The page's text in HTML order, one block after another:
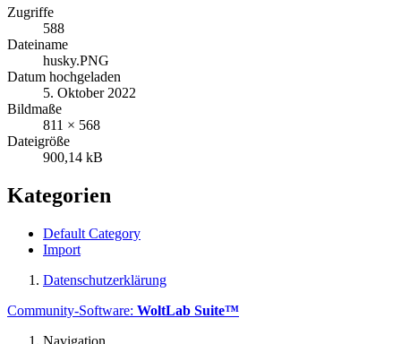
Zugriffe
588
Dateiname
husky.PNG
Datum hochgeladen
5. Oktober 2022
Bildmaße
811 × 568
Dateigröße
900,14 kB
Kategorien
Default Category
Import
Datenschutzerklärung
Community-Software: WoltLab Suite™